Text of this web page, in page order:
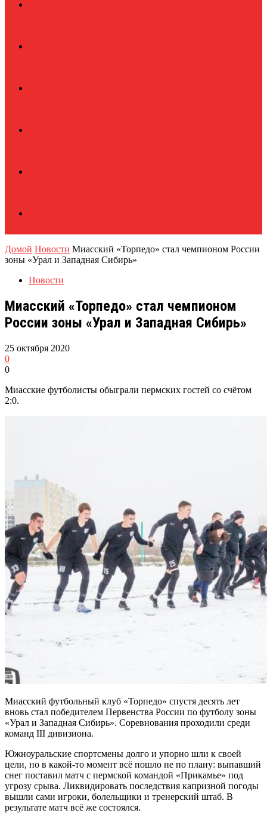
Домой Новости Миасский «Торпедо» стал чемпионом России
зоны «Урал и Западная Сибирь»
Новости
Миасский «Торпедо» стал чемпионом
России зоны «Урал и Западная Сибирь»
25 октября 2020
0
0
Миасские футболисты обыграли пермских гостей со счётом
2:0.
Миасский футбольный клуб «Торпедо» спустя десять лет
вновь стал победителем Первенства России по футболу зоны
«Урал и Западная Сибирь». Соревнования проходили среди
команд III дивизиона.
Южноуральские спортсмены долго и упорно шли к своей
цели, но в какой-то момент всё пошло не по плану: выпавший
снег поставил матч с пермской командой «Прикамье» под
угрозу срыва. Ликвидировать последствия капризной погоды
вышли сами игроки, болельщики и тренерский штаб. В
результате матч всё же состоялся.